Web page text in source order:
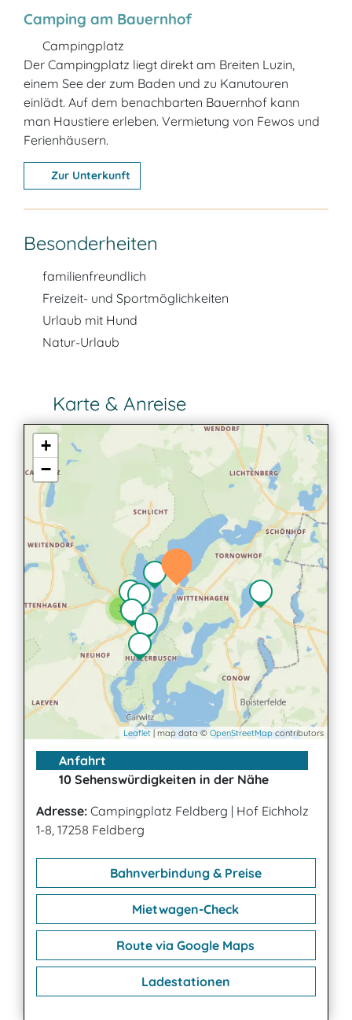
Camping am Bauernhof
Campingplatz
Der Campingplatz liegt direkt am Breiten Luzin,
einem See der zum Baden und zu Kanutouren
einlädt. Auf dem benachbarten Bauernhof kann
man Haustiere erleben. Vermietung von Fewos und
Ferienhäusern.
Zur Unterkunft
Besonderheiten
familienfreundlich
Freizeit- und Sportmöglichkeiten
Urlaub mit Hund
Natur-Urlaub
Karte & Anreise
3
+
−
Leaflet | map data © OpenStreetMap contributors
Anfahrt
10 Sehenswürdigkeiten in der Nähe
Adresse: Campingplatz Feldberg | Hof Eichholz
1-8, 17258 Feldberg
Bahnverbindung & Preise
Mietwagen-Check
Route via Google Maps
Ladestationen